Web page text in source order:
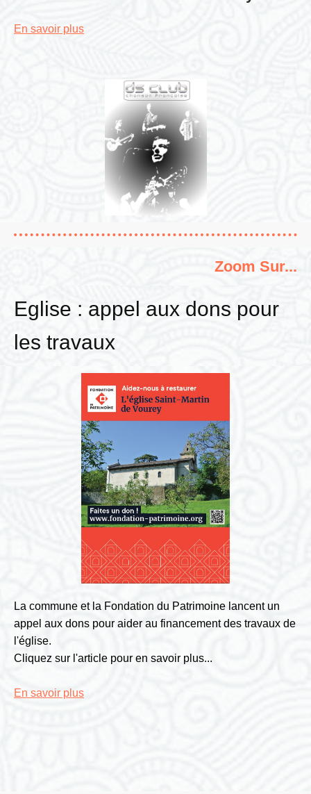
En savoir plus
Zoom Sur...
Eglise : appel aux dons pour
les travaux
La commune et la Fondation du Patrimoine lancent un
appel aux dons pour aider au financement des travaux de
l'église.
Cliquez sur l'article pour en savoir plus...
En savoir plus